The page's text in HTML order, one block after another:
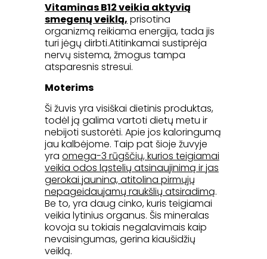
Vitaminas B12 veikia aktyvią
smegenų veiklą, prisotina
organizmą reikiama energija, tada jis
turi jėgų dirbti.Atitinkamai sustiprėja
nervų sistema, žmogus tampa
atsparesnis stresui.
Moterims
Ši žuvis yra visiškai dietinis produktas,
todėl ją galima vartoti dietų metu ir
nebijoti sustorėti. Apie jos kaloringumą
jau kalbėjome. Taip pat šioje žuvyje
yra omega-3 rūgščių, kurios teigiamai
veikia odos ląstelių atsinaujinimą ir jas
gerokai jaunina, atitolina pirmųjų
nepageidaujamų raukšlių atsiradimą.
Be to, yra daug cinko, kuris teigiamai
veikia lytinius organus. Šis mineralas
kovoja su tokiais negalavimais kaip
nevaisingumas, gerina kiaušidžių
veiklą.